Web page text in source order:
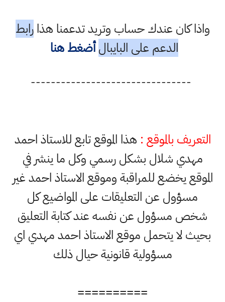
واذا كان عندك حساب وتريد تدعمنا هذارابط
الدعم على البايبال أضغط هنا
--------------------------------
التعريف بالموقع : هذا الموقع تابع للاستاذ احمد
مهدي شلال بشكل رسمي وكل ما ينشر في
الموقع يخضع للمراقبة وموقع الاستاذ احمد غير
مسؤول عن التعليقات على المواضيع كل
شخص مسؤول عن نفسه عند كتابة التعليق
بحيث لا يتحمل موقع الاستاذ احمد مهدي اي
مسؤولية قانونية حيال ذلك
==========